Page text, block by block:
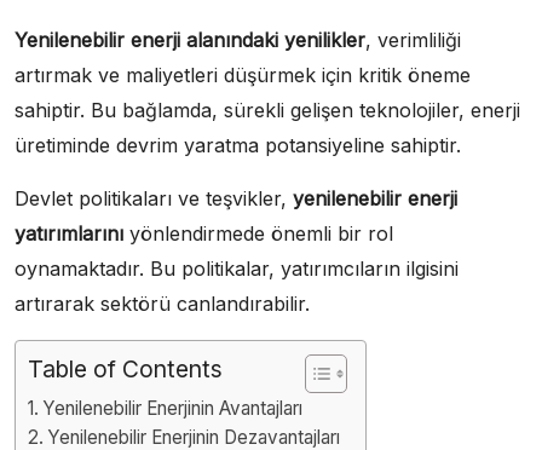
Yenilenebilir enerji alanındaki yenilikler, verimliliği
artırmak ve maliyetleri düşürmek için kritik öneme
sahiptir. Bu bağlamda, sürekli gelişen teknolojiler, enerji
üretiminde devrim yaratma potansiyeline sahiptir.
Devlet politikaları ve teşvikler, yenilenebilir enerji
yatırımlarını yönlendirmede önemli bir rol
oynamaktadır. Bu politikalar, yatırımcıların ilgisini
artırarak sektörü canlandırabilir.
Table of Contents
Yenilenebilir Enerjinin Avantajları
Yenilenebilir Enerjinin Dezavantajları